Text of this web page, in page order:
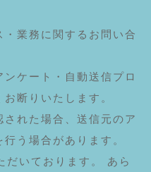
業務に関するお問い合
ケート・自動送信プロ
断りいたします。
れた場合、送信元のア
う場合があります。
だいております。 あら